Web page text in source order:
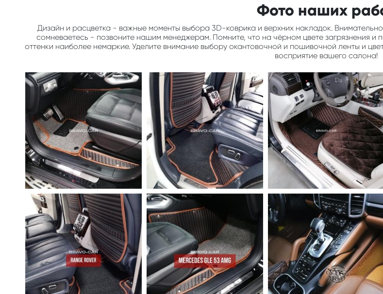
Фото наших
Дизайн и расцветка - важные моменты выбора 3D-коврика и верхних накладок.
сомневаетесь - позвоните нашим менеджерам. Помните, что на чёрном цвете загрязнения и
оттенки наиболее немаркие. Уделите внимание выбору окантовочной и пошивочной ленты и
восприятие вашего салона!